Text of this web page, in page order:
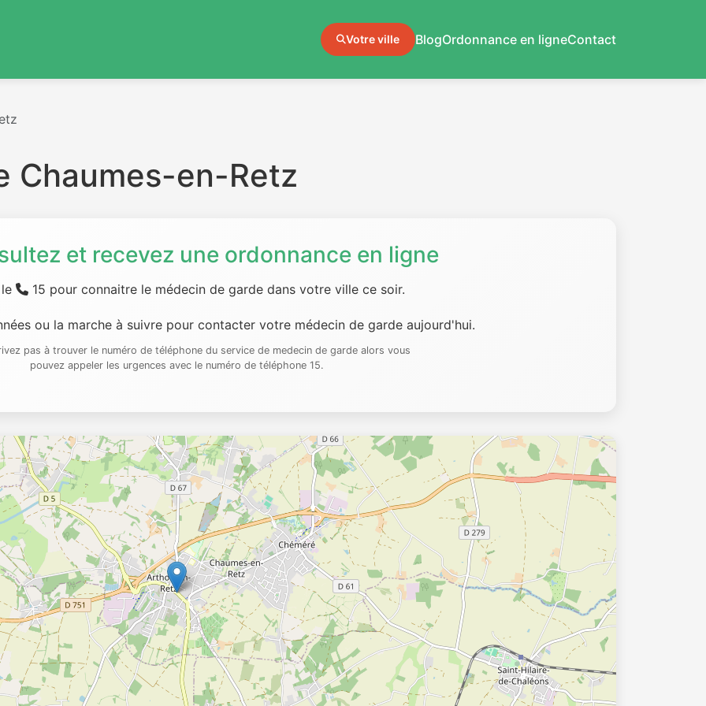
Votre ville BlogOrdonnance en ligneContact
Chaumes-en-Retz
et recevez une ordonnance en ligne
15 pour connaitre le médecin de garde dans votre ville ce soir.
ou la marche à suivre pour contacter votre médecin de garde aujourd'hui.
pas à trouver le numéro de téléphone du service de medecin de garde alors vous
pouvez appeler les urgences avec le numéro de téléphone 15.